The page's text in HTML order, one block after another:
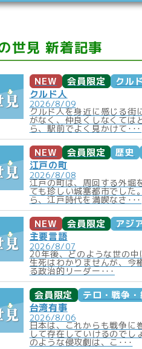
世見 新着記事
NEW 会員限定 クル
クルド人
2026/8/09
クルド人を身近に感じる街
がなく、仲良くしなくては
ら、駅前でよく見かけて･･･
NEW 会員限定 歴史
江戸の町
2026/8/08
江戸の町は、周回する外堀
ても珍しい城塞都市でした
ら、江戸時代を満喫なさ･･･
NEW 会員限定 アジ
主要言語
2026/8/07
20年後、どのような世の
生死はわかりませんが、今
る政治的リーダー･･･
会員限定 テロ・戦争・
台湾有事
2026/8/06
日本は、これからも戦争に
して存在していけるのでし
のような侵攻劇は、こ･･･